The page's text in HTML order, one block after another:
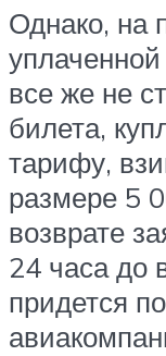
Однако, на
все же не
билета,
тарифу,
размере 5
возврате
24 часа до
придется